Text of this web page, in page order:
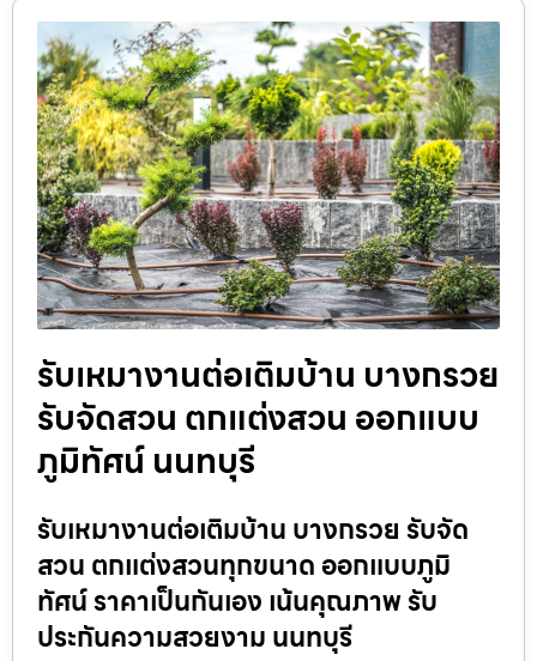
รับเหมางานต่อเติมบ้าน บางกรวย
รับจัดสวน ตกแต่งสวน ออกแบบ
ภูมิทัศน์ นนทบุรี
รับเหมางานต่อเติมบ้าน บางกรวย รับจัด
สวน ตกแต่งสวนทุกขนาด ออกแบบภูมิ
ทัศน์ ราคาเป็นกันเอง เน้นคุณภาพ รับ
ประกันความสวยงาม นนทบุรี